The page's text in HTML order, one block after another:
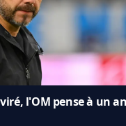
l'OM pense à un